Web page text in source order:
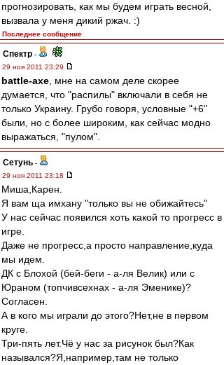
прогнозировать, как мы будем играть весной,
вызвала у меня дикий ржач. :)
Последнее сообщение
Спектр -
29 ноя 2011 23:29
battle-axe , мне на самом деле скорее
думается, что "распилы" включали в себя не
только Украину. Грубо говоря, условные "+6"
были, но с более широким, как сейчас модно
выражаться, "пулом".
Сетунь -
29 ноя 2011 23:18
Миша,Карен.
Я вам ща имхану "только вы не обижайтесь"
У нас сейчас появился хоть какой то прогресс в
игре.
Даже не прогресс,а просто направление,куда
мы идем.
ДК с Блохой (бей-беги - а-ля Велик) или с
Юраном (топчивсехнах - а-ля Эменике)?
Согласен.
А в кого мы играли до этого?Нет,не в первом
круге.
Три-пять лет.Чё у нас за рисунок был?Как
назывался?Я,например,там не только